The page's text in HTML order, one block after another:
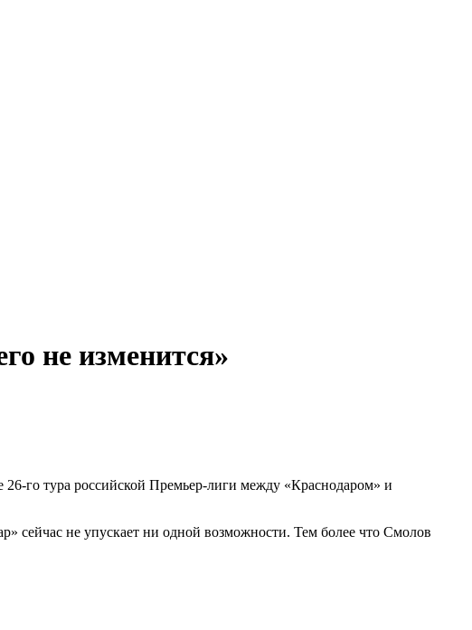
не изменится»
го тура российской Премьер-лиги между «Краснодаром» и
сейчас не упускает ни одной возможности. Тем более что Смолов